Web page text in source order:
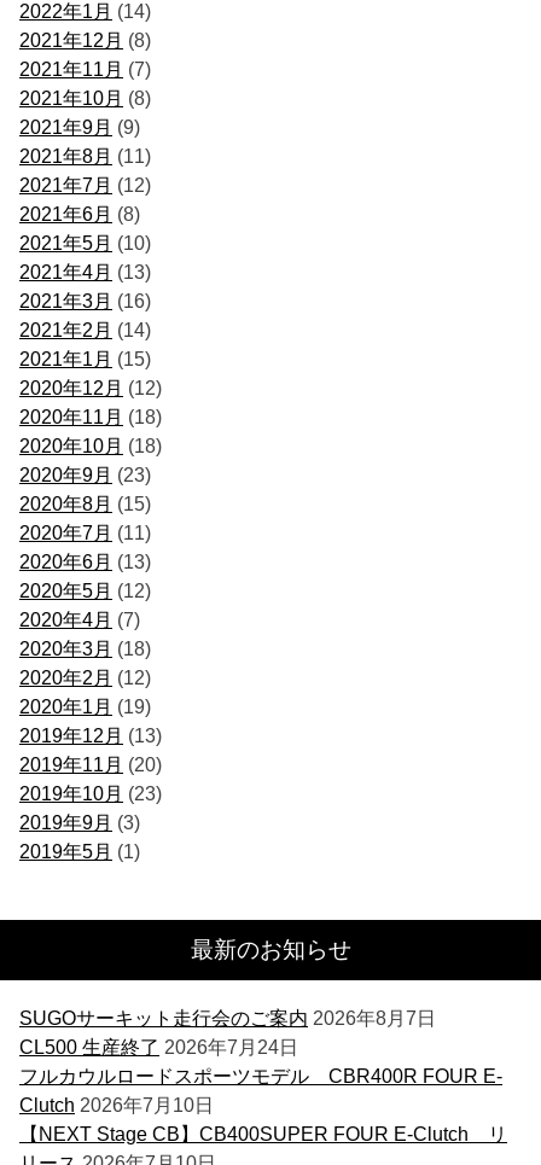
2022年1月 (14)
2021年12月 (8)
2021年11月 (7)
2021年10月 (8)
2021年9月 (9)
2021年8月 (11)
2021年7月 (12)
2021年6月 (8)
2021年5月 (10)
2021年4月 (13)
2021年3月 (16)
2021年2月 (14)
2021年1月 (15)
2020年12月 (12)
2020年11月 (18)
2020年10月 (18)
2020年9月 (23)
2020年8月 (15)
2020年7月 (11)
2020年6月 (13)
2020年5月 (12)
2020年4月 (7)
2020年3月 (18)
2020年2月 (12)
2020年1月 (19)
2019年12月 (13)
2019年11月 (20)
2019年10月 (23)
2019年9月 (3)
2019年5月 (1)
最新のお知らせ
SUGOサーキット走行会のご案内 2026年8月7日
CL500 生産終了 2026年7月24日
フルカウルロードスポーツモデル CBR400R FOUR E-
Clutch 2026年7月10日
【NEXT Stage CB】CB400SUPER FOUR E-Clutch リ